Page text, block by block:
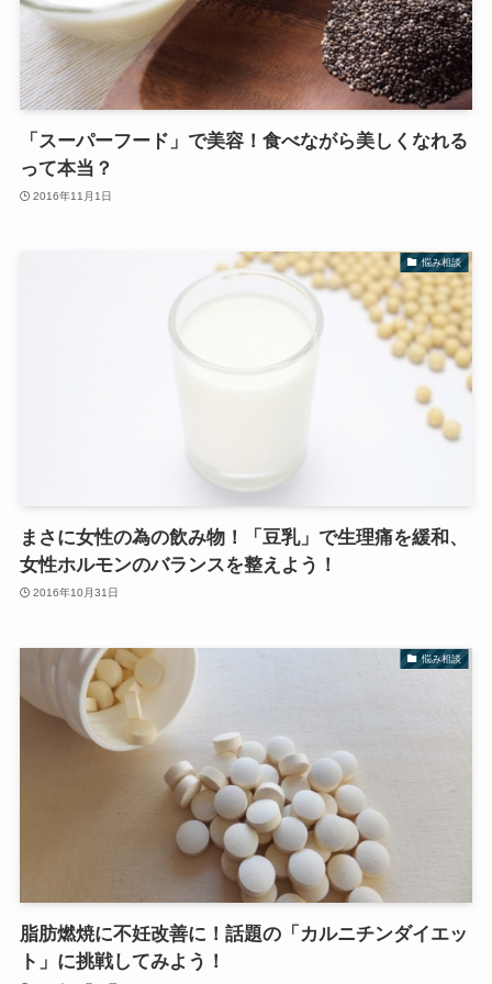
「スーパーフード」で美容！食べながら美しくなれる
って本当？
2016年11月1日
悩み相談
まさに女性の為の飲み物！「豆乳」で生理痛を緩和、
女性ホルモンのバランスを整えよう！
2016年10月31日
悩み相談
脂肪燃焼に不妊改善に！話題の「カルニチンダイエッ
ト」に挑戦してみよう！